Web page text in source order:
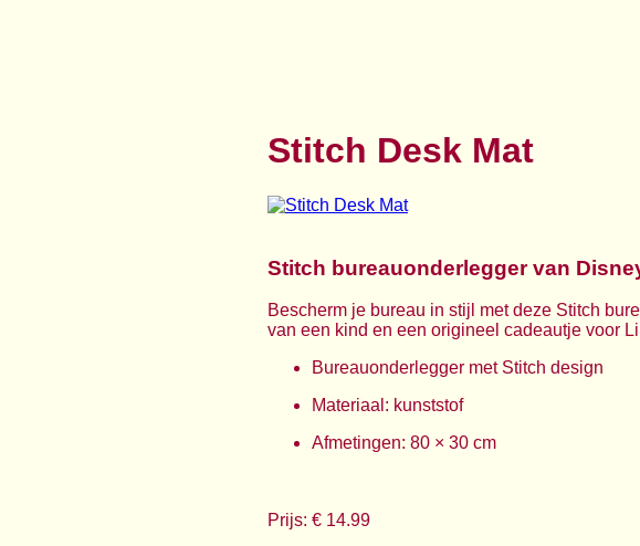
Stitch Desk Mat
Stitch bureauonderlegger van
Bescherm je bureau in stijl met deze Stitch
van een kind en een origineel cadeautje voor
Bureauonderlegger met Stitch design
Materiaal: kunststof
Afmetingen: 80 × 30 cm
Prijs: € 14.99